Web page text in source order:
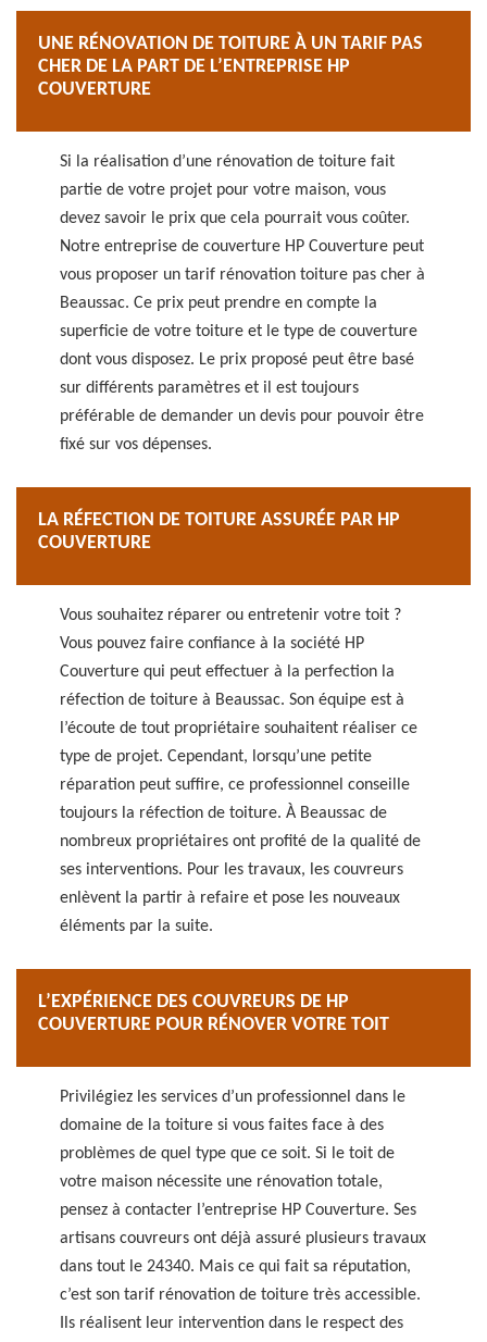
UNE RÉNOVATION DE TOITURE À UN TARIF PAS
CHER DE LA PART DE L’ENTREPRISE HP
COUVERTURE
Si la réalisation d’une rénovation de toiture fait
partie de votre projet pour votre maison, vous
devez savoir le prix que cela pourrait vous coûter.
Notre entreprise de couverture HP Couverture peut
vous proposer un tarif rénovation toiture pas cher à
Beaussac. Ce prix peut prendre en compte la
superficie de votre toiture et le type de couverture
dont vous disposez. Le prix proposé peut être basé
sur différents paramètres et il est toujours
préférable de demander un devis pour pouvoir être
fixé sur vos dépenses.
LA RÉFECTION DE TOITURE ASSURÉE PAR HP
COUVERTURE
Vous souhaitez réparer ou entretenir votre toit ?
Vous pouvez faire confiance à la société HP
Couverture qui peut effectuer à la perfection la
réfection de toiture à Beaussac. Son équipe est à
l’écoute de tout propriétaire souhaitent réaliser ce
type de projet. Cependant, lorsqu’une petite
réparation peut suffire, ce professionnel conseille
toujours la réfection de toiture. À Beaussac de
nombreux propriétaires ont profité de la qualité de
ses interventions. Pour les travaux, les couvreurs
enlèvent la partir à refaire et pose les nouveaux
éléments par la suite.
L’EXPÉRIENCE DES COUVREURS DE HP
COUVERTURE POUR RÉNOVER VOTRE TOIT
Privilégiez les services d’un professionnel dans le
domaine de la toiture si vous faites face à des
problèmes de quel type que ce soit. Si le toit de
votre maison nécessite une rénovation totale,
pensez à contacter l’entreprise HP Couverture. Ses
artisans couvreurs ont déjà assuré plusieurs travaux
dans tout le 24340. Mais ce qui fait sa réputation,
c’est son tarif rénovation de toiture très accessible.
Ils réalisent leur intervention dans le respect des